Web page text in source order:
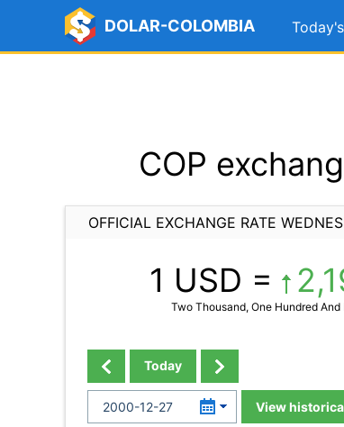
DOLAR-COLOMBIA
COP
OFFICIAL EXCHANGE RATE
1 USD =
Two Thousand, One Hundred
Today
View